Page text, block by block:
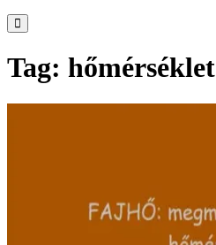
Tag: hőmérséklet